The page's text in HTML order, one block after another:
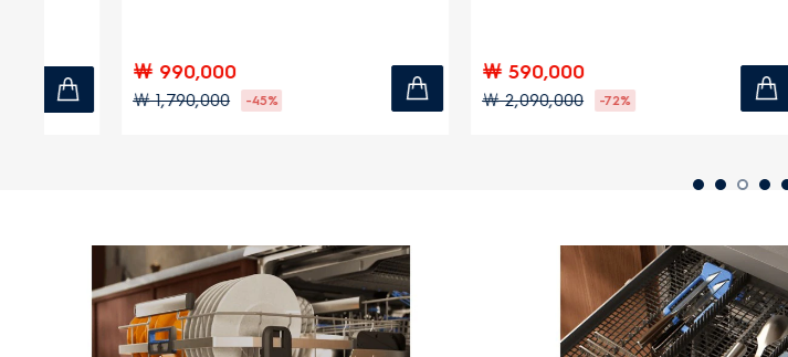
￦ 490,000
￦ 1,490,000
￦ 1,790,000